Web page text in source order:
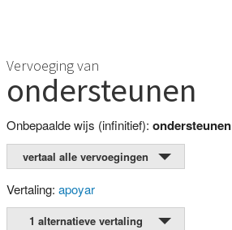
Vervoeging van
ondersteunen
Onbepaalde wijs (infinitief): ondersteunen
vertaal alle vervoegingen
Vertaling: apoyar
1 alternatieve vertaling